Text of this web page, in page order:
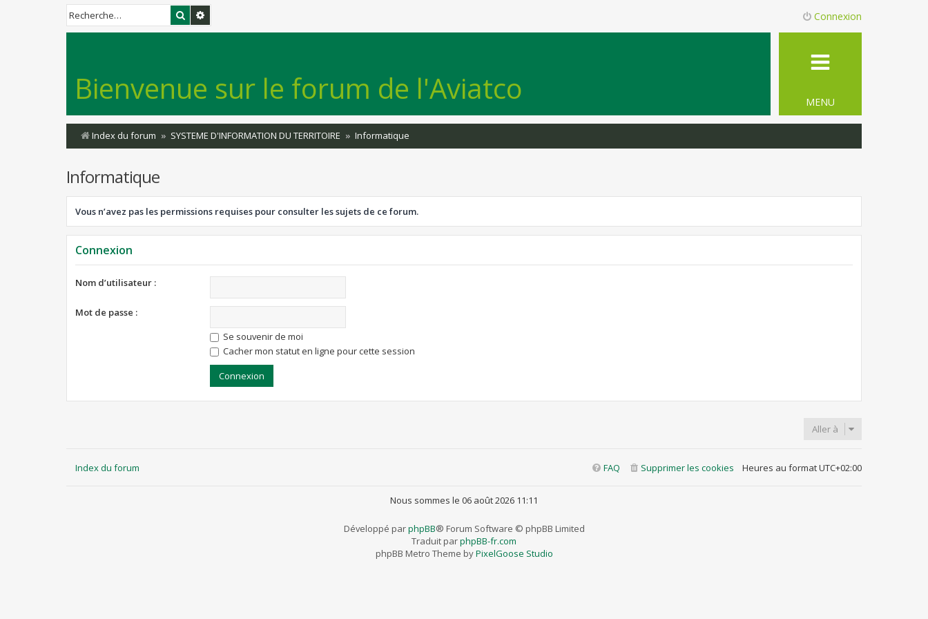
Rechercher Connexion
Bienvenue sur le forum de l'Aviatco MENU
Index du forum SYSTEME D'INFORMATION DU TERRITOIRE Informatique
Informatique
Vous n’avez pas les permissions requises pour consulter les sujets de ce forum.
Connexion
Nom d’utilisateur :
Mot de passe :
Se souvenir de moi
Cacher mon statut en ligne pour cette session
Aller à
Index du forum Heures au formatUTC+02:00
Supprimer les cookies
FAQ
Nous sommes le 06 août 2026 11:11
Développé parphpBB® Forum Software © phpBB Limited
Traduit parphpBB-fr.com
phpBB Metro Theme byPixelGoose Studio